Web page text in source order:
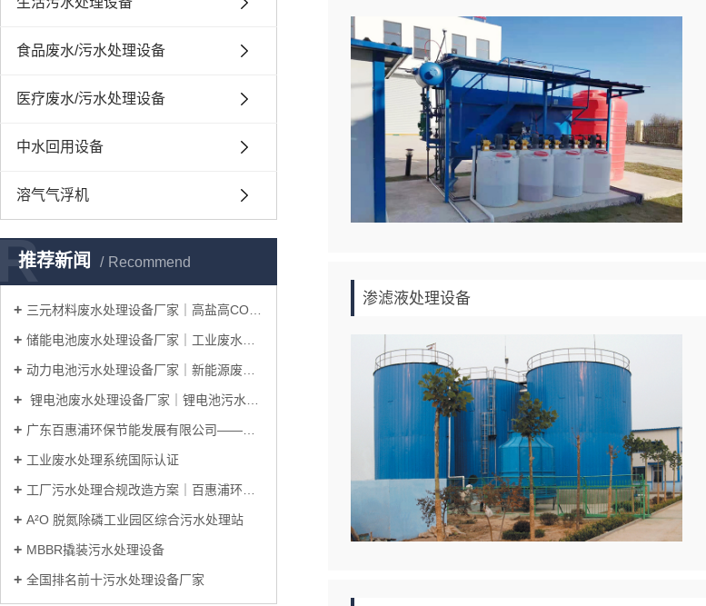
食品废水/污水处理设备
医疗废水/污水处理设备
中水回用设备
溶气气浮机
推荐新闻 Recommend
三元材料废水处理设备厂家｜高盐高COD废水处理工艺
储能电池废水处理设备厂家｜工业废水处理系统整体解决方案
动力电池污水处理设备厂家｜新能源废水处理工艺解决方案
锂电池废水处理设备厂家｜锂电池污水处理工艺及整体解决方案
广东百惠浦环保节能发展有限公司——邀您共赴IICIE国际集成电路创新博览会
工业废水处理系统国际认证
工厂污水处理合规改造方案｜百惠浦环保一站式完成厂区达标升级
A²O 脱氮除磷工业园区综合污水处理站
MBBR撬装污水处理设备
全国排名前十污水处理设备厂家
渗滤液处理设备